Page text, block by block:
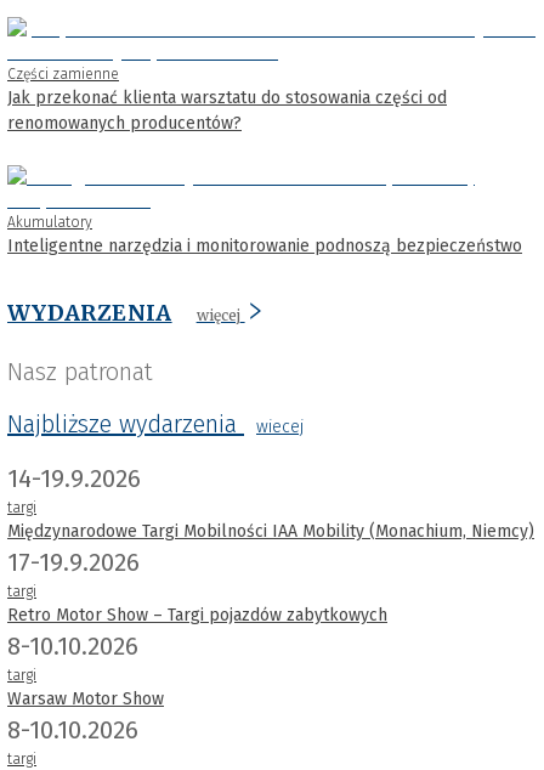
Części zamienne
Jak przekonać klienta warsztatu do stosowania części od
renomowanych producentów?
Akumulatory
Inteligentne narzędzia i monitorowanie podnoszą bezpieczeństwo
WYDARZENIA więcej
Nasz patronat
Najbliższe wydarzenia
wiecej
14-19.9.2026
targi
Międzynarodowe Targi Mobilności IAA Mobility (Monachium, Niemcy)
17-19.9.2026
targi
Retro Motor Show – Targi pojazdów zabytkowych
8-10.10.2026
targi
Warsaw Motor Show
8-10.10.2026
targi